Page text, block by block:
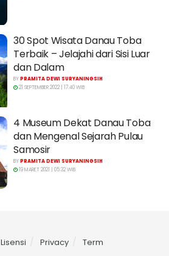
30 Spot Wisata Danau Toba
Terbaik – Jelajahi dari Sisi Luar
dan Dalam
BYPRAMITA DEWI SURYANINGSIH
21 SEPTEMBER 2022 | 17:40 WIB
4 Museum Dekat Danau Toba
dan Mengenal Sejarah Pulau
Samosir
BYPRAMITA DEWI SURYANINGSIH
19 MARET 2021 | 05:32 WIB
Lisensi Privacy Term